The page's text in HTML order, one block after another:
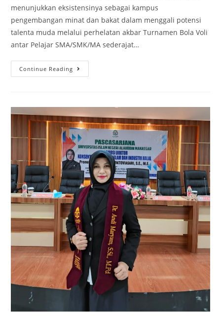
menunjukkan eksistensinya sebagai kampus
pengembangan minat dan bakat dalam menggali potensi
talenta muda melalui perhelatan akbar Turnamen Bola Voli
antar Pelajar SMA/SMK/MA sederajat…
Continue Reading